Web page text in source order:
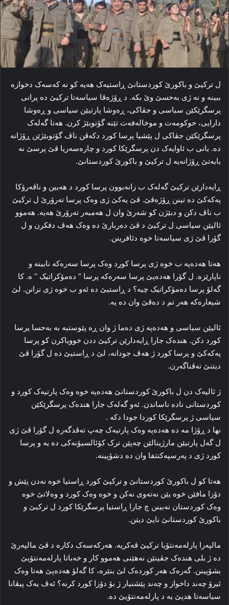
ل ترکیێ و باکورێ کوردستانێ ڕاستیه‌ک هه‌یه‌ کو نه‌ که‌سه‌ک دخوازه‌
ببینه‌ و نه‌ ژی به‌حسێ وێ بکه‌. د ڕۆژه‌ڤا سیاسه‌تا ترکیێ ده‌ پرانی
پرسگرێکێن سیاسی و جڤاکی، ڕه‌وشا پارتیێن سیاسی و ڕه‌وشا
دارایی، حوکومه‌ت و موخاله‌فه‌ت تێنە گۆتوبێژ کرن. هه‌تا گه‌له‌ک
پرسگرێکێن جڤاکی ل پێشیا پرسا کورد دکه‌ڤن ناڤ گۆتوبێژێن ڕۆژانه‌
ده‌. یانی ب ئاوایه‌ک دن پرسگرێکا کورد و چاره‌سه‌ریا ڤێ پرسێ نه‌
بابه‌تێ ڕۆژانه‌یه‌ ل ترکیێ و باکورێ کوردستانێ.
ڕایەدارێن ترکیێ گه‌له‌ک ب زانه‌بوون پرسا کورد د هه‌یین و ناڤه‌رۆکا
پەکەکێ ده‌ تینن ڕۆژه‌ڤێ. ڤێ یه‌کێ ژی وه‌ک پرسا ته‌رۆرێ ل ترکیێ
ب ناڤ دکن و دبێژن کو شه‌رێ وان ل هەمبه‌ر ته‌رۆرێ هه‌یه‌. هه‌موو
ئالیێن سیاسی ل ترکیێ د ڤێ ده‌ربارێ ده‌ وه‌ک هه‌ڤ دفکرن و ل
گۆرا ڤێ ژی سیاسه‌تا خوه‌ دئافرینن.
هه‌تا هەدەپە ب خوه‌ ژی پرسا کورد وه‌ک پرسا سه‌ره‌که‌ نابینه‌ و
ناپارێزه‌. ل گۆرا هەدەپێ پرسا سه‌ره‌که‌ پرسا “ ده‌مۆکراتیک “ ه‌. کا
گه‌لۆ پرسا ده‌مۆکراتیک چیه‌؟ د ڕاستیێ ده‌ ئه‌و ب خوه‌ ژی نزانن. لێ
شیعاره‌که‌ هه‌ر تم د ده‌ڤێ وان ده‌ یه‌.
ئالیێن سیاسی و هەدەپە ژی ده‌ما ژ وان ڕه‌ پێوستبه‌ به‌ به‌حسا پرسا
کورد دکن. هنده‌ک جارا ڕایەدارێن ترکیێ ددن خوویاکرن کو پرسا
پەکەکێ و پرسا کورد ژ هه‌ڤ جودانه‌، لێ د ڕاستیێ ده‌ ل گۆرا ڤێ
دیتنێ ته‌ڤناگه‌رن.
ژ ئالیه‌ک دن ل باکورێ کوردستانێ هەدەپە خوه‌ وه‌ک پارتیه‌ک کورد و
کوردستانی نادە ناساندن. ئه‌و گه‌له‌ک جارا هنده‌ک پرسگرێکێن
سیاسی ژ پرسگرێکا کوردا جودا دکه‌ .
نها د ڕۆژا مه‌ ده‌ هەدەپە وه‌ک پارتیه‌ک چه‌پ ته‌ڤدگه‌ره‌ ل گۆرا ڤێ ژی
ل گه‌ل پارتیێن مارژینالێن چه‌پێن ترک کۆئالسیۆنه‌کی ده‌ یه‌ و پرسا
کورد ژی د په‌رسپه‌کتتفا وان ده‌ دشۆپینه‌.
هه‌تا کو ل باکورێ کوردستانێ و ترکیێ کورد ڕاستیا خوه‌ نه‌دن پێش و
دۆزا مافێن خوه‌ یێن نه‌ته‌وی نه‌کن و خوه‌ وه‌ک کورد و وه‌لاتێ خوه‌
وه‌ک کوردستان نه‌بینن چ جارا ڕاستیا پرسگرێکا کورد ل ترکیێ و
باکورێ کوردستانێ نایێ دیتن.
مالپه‌را پارله‌مه‌نتۆیا ترکیێ ڤه‌کریه‌. هه‌رکه‌سه‌ک دکاره‌ د ڤێ مالپه‌رێ
ده‌ ژ بلی هنده‌ک جڤینێن نه‌هێنی هه‌موو کار و خه‌باتا پارله‌مه‌نتۆیێ
بشۆپینن. گه‌ره‌ک هه‌ر کورده‌ک لێ بنێره‌، کا گه‌لۆ هەدەپێ هه‌تا وه‌ک
ئیرۆ چه‌ند داخواز و چه‌ند پێشنیار ژ بۆ دۆزا کورد کرنه‌؟ ئه‌ڤ یه‌ک پیڤانا
سیاسه‌تا هدپێ یه‌ د پارله‌مه‌نتۆیێ ده‌.